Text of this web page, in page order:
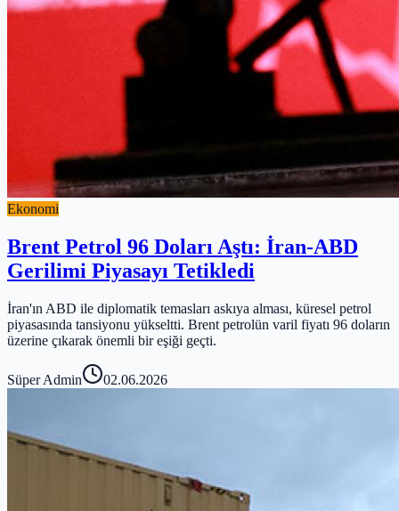
Ekonomi
Brent Petrol 96 Doları Aştı: İran-ABD
Gerilimi Piyasayı Tetikledi
İran'ın ABD ile diplomatik temasları askıya alması, küresel petrol
piyasasında tansiyonu yükseltti. Brent petrolün varil fiyatı 96 doların
üzerine çıkarak önemli bir eşiği geçti.
Süper Admin 02.06.2026